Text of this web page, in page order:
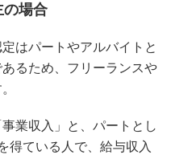
の場合
はパートやアルバイトと
るため、フリーランスや
業収入」と、パートとし
得ている人で、給与収入